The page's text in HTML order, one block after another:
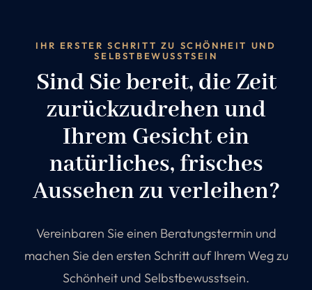
IHR ERSTER SCHRITT ZU SCHÖNHEIT UND
SELBSTBEWUSSTSEIN
Sind Sie bereit, die Zeit
zurückzudrehen und
Ihrem Gesicht ein
natürliches, frisches
Aussehen zu verleihen?
Vereinbaren Sie einen Beratungstermin und
machen Sie den ersten Schritt auf Ihrem Weg zu
Schönheit und Selbstbewusstsein.